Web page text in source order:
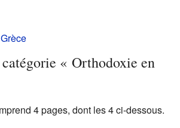
catégorie « Orthodoxie en
4 pages, dont les 4 ci-dessous.